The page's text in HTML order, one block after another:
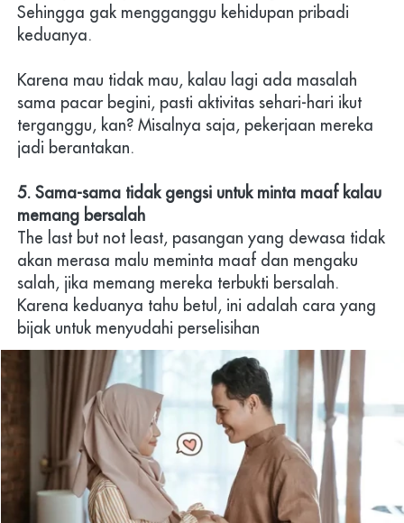
Sehingga gak mengganggu kehidupan pribadi
keduanya.
Karena mau tidak mau, kalau lagi ada masalah
sama pacar begini, pasti aktivitas sehari-hari ikut
terganggu, kan? Misalnya saja, pekerjaan mereka
jadi berantakan.
5. Sama-sama tidak gengsi untuk minta maaf kalau
memang bersalah
The last but not least, pasangan yang dewasa tidak
akan merasa malu meminta maaf dan mengaku
salah, jika memang mereka terbukti bersalah.
Karena keduanya tahu betul, ini adalah cara yang
bijak untuk menyudahi perselisihan